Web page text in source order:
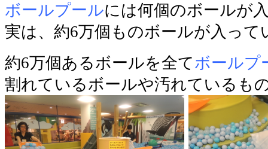
ボールプールには何個のボールが
実は、約6万個ものボールが入って
約6万個あるボールを全てボールプ
割れているボールや汚れているも